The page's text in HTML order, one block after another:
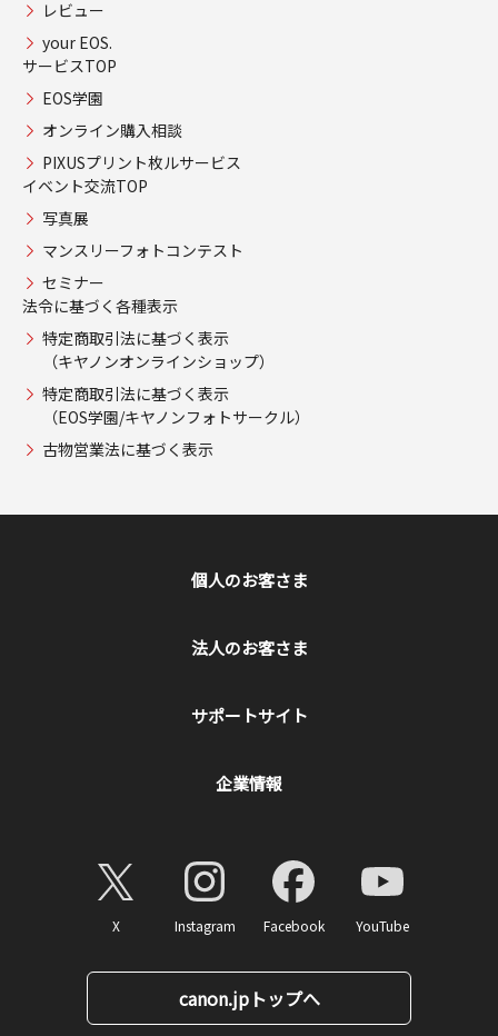
レビュー
your EOS.
サービスTOP
EOS学園
オンライン購入相談
PIXUSプリント枚ルサービス
イベント交流TOP
写真展
マンスリーフォトコンテスト
セミナー
法令に基づく各種表示
特定商取引法に基づく表示
（キヤノンオンラインショップ）
特定商取引法に基づく表示
（EOS学園/キヤノンフォトサークル）
古物営業法に基づく表示
個人のお客さま
法人のお客さま
サポートサイト
企業情報
X Instagram Facebook YouTube
canon.jpトップへ